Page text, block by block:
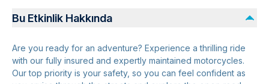
Bu Etkinlik Hakkında
Are you ready for an adventure? Experience a thrilling ride
with our fully insured and expertly maintained motorcycles.
Our top priority is your safety, so you can feel confident as